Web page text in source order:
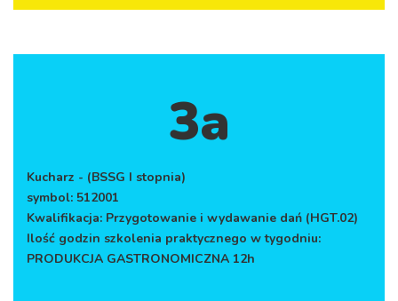
3a
Kucharz - (BSSG I stopnia)
symbol: 512001
Kwalifikacja: Przygotowanie i wydawanie dań (HGT.02)
Ilość godzin szkolenia praktycznego w tygodniu:
PRODUKCJA GASTRONOMICZNA 12h